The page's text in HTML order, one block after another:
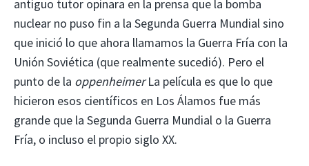
antiguo tutor opinara en la prensa que la bomba
nuclear no puso fin a la Segunda Guerra Mundial sino
que inició lo que ahora llamamos la Guerra Fría con la
Unión Soviética (que realmente sucedió). Pero el
punto de la oppenheimerLa película es que lo que
hicieron esos científicos en Los Álamos fue más
grande que la Segunda Guerra Mundial o la Guerra
Fría, o incluso el propio siglo XX.